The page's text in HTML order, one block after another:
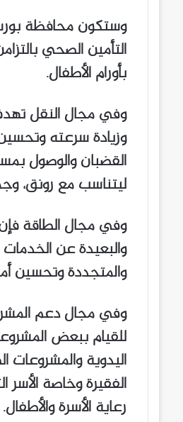
وستكون محافظة
التأمين الصحي
بأورام الأطفال.
وفي مجال النقل
وزيادة سرعته
القضبان والوصول
ليتناسب مع رونق،
وفي مجال الطاقة
والبعيدة عن
والمتجددة وتحسين
وفي مجال دعم
للقيام ببعض
اليدوية
الفقيرة وخاصة
رعاية الأسرة والأطفال.